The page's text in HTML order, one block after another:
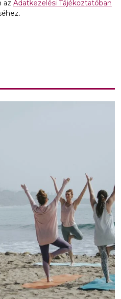
az Adatkezelési Tájékoztatóban